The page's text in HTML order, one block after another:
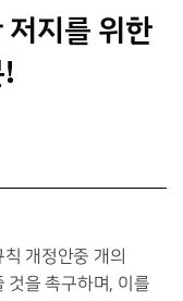
지를 위한
칙 개정안중 개의
것을 촉구하며, 이를